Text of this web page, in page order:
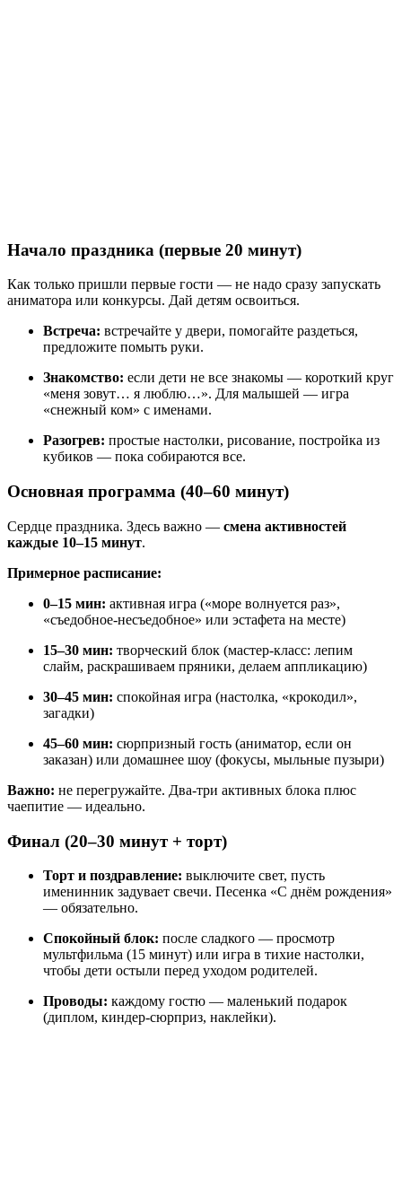
Начало праздника (первые 20 минут)
Как только пришли первые гости — не надо сразу запускать
аниматора или конкурсы. Дай детям освоиться.
Встреча: встречайте у двери, помогайте раздеться,
предложите помыть руки.
Знакомство: если дети не все знакомы — короткий круг
«меня зовут… я люблю…». Для малышей — игра
«снежный ком» с именами.
Разогрев: простые настолки, рисование, постройка из
кубиков — пока собираются все.
Основная программа (40–60 минут)
Сердце праздника. Здесь важно — смена активностей
каждые 10–15 минут.
Примерное расписание:
0–15 мин: активная игра («море волнуется раз»,
«съедобное-несъедобное» или эстафета на месте)
15–30 мин: творческий блок (мастер-класс: лепим
слайм, раскрашиваем пряники, делаем аппликацию)
30–45 мин: спокойная игра (настолка, «крокодил»,
загадки)
45–60 мин: сюрпризный гость (аниматор, если он
заказан) или домашнее шоу (фокусы, мыльные пузыри)
Важно: не перегружайте. Два-три активных блока плюс
чаепитие — идеально.
Финал (20–30 минут + торт)
Торт и поздравление: выключите свет, пусть
именинник задувает свечи. Песенка «С днём рождения»
— обязательно.
Спокойный блок: после сладкого — просмотр
мультфильма (15 минут) или игра в тихие настолки,
чтобы дети остыли перед уходом родителей.
Проводы: каждому гостю — маленький подарок
(диплом, киндер-сюрприз, наклейки).